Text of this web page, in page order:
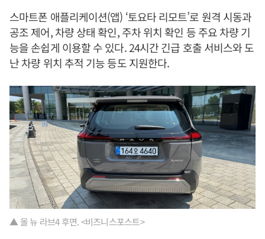
스마트폰 애플리케이션(앱) ‘토요타 리모트’로 원격 시동과
공조 제어, 차량 상태 확인, 주차 위치 확인 등 주요 차량 기
능을 손쉽게 이용할 수 있다. 24시간 긴급 호출 서비스와 도
난 차량 위치 추적 기능 등도 지원한다.
▲ 올 뉴 라브4 후면. <비즈니스포스트>